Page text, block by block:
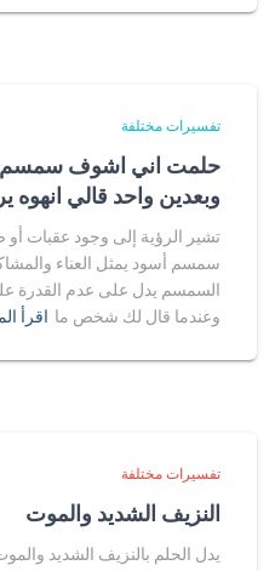
تفسيرات مختلفة
حلمت اني اشوف سمسم
وبعدين واحد قالي انهوه
تشير الرؤية إلى وجود عقبات أو
سمسم أسود يمثل العناء
السمسم يدل على عدم القدرة
وعندما قال لك شخص ما اقرأ
تفسيرات مختلفة
النزيف الشديد والموت
يدل الحلم بالنزيف الشديد